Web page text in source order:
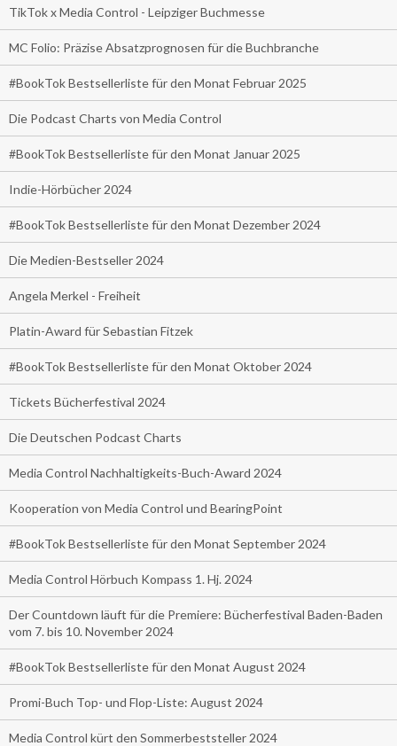
TikTok x Media Control - Leipziger Buchmesse
MC Folio: Präzise Absatzprognosen für die Buchbranche
#BookTok Bestsellerliste für den Monat Februar 2025
Die Podcast Charts von Media Control
#BookTok Bestsellerliste für den Monat Januar 2025
Indie-Hörbücher 2024
#BookTok Bestsellerliste für den Monat Dezember 2024
Die Medien-Bestseller 2024
Angela Merkel - Freiheit
Platin-Award für Sebastian Fitzek
#BookTok Bestsellerliste für den Monat Oktober 2024
Tickets Bücherfestival 2024
Die Deutschen Podcast Charts
Media Control Nachhaltigkeits-Buch-Award 2024
Kooperation von Media Control und BearingPoint
#BookTok Bestsellerliste für den Monat September 2024
Media Control Hörbuch Kompass 1. Hj. 2024
Der Countdown läuft für die Premiere: Bücherfestival Baden-Baden
vom 7. bis 10. November 2024
#BookTok Bestsellerliste für den Monat August 2024
Promi-Buch Top- und Flop-Liste: August 2024
Media Control kürt den Sommerbeststeller 2024